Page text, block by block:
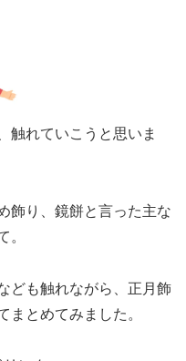
触れていこうと思いま
飾り、鏡餅と言った主な
。
ども触れながら、正月飾
まとめてみました。